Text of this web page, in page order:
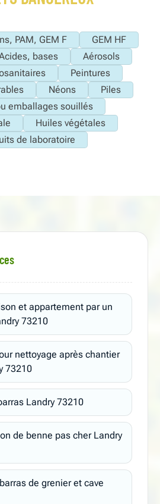
PAM, GEM F
GEM HF
bases
Aérosols
Peintures
Néons
Piles
emballages souillés
Huiles végétales
de laboratoire
et appartement par un
73210
nettoyage après chantier
73210
Landry 73210
de benne pas cher Landry
de grenier et cave